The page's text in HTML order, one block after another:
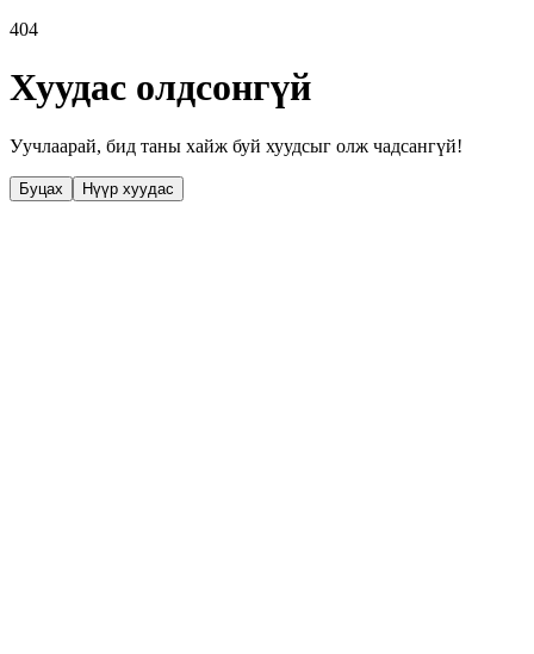
404
Хуудас олдсонгүй
Уучлаарай, бид таны хайж буй хуудсыг олж чадсангүй!
Буцах Нүүр хуудас